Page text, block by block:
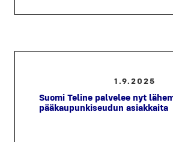
1.9.2025
Suomi Teline palvelee nyt
pääkaupunkiseudun asiakkaita